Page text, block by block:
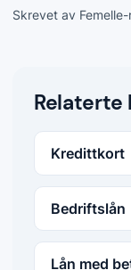
Skrevet av
Relaterte
Kredittkort
Bedriftslån
Lån med